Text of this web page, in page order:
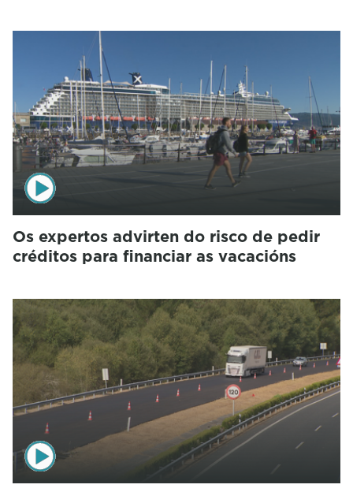
Os expertos advirten do risco de pedir
créditos para financiar as vacacións